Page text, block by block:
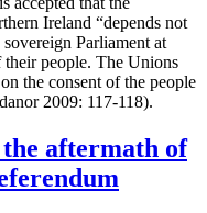
Ireland “depends not
Parliament at
their people. The Unions
the consent of the people
2009: 117-118).
the aftermath of